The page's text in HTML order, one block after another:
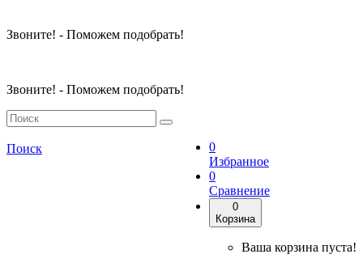
Звоните! - Поможем подобрать!
Звоните! - Поможем подобрать!
0
Избранное
0
Сравнение
0
Корзина
Ваша корзина пуста!
Поиск